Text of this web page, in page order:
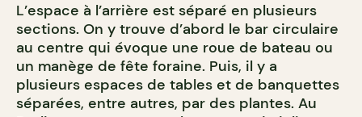
L’espace à l’arrière est séparé en plusieurs
sections. On y trouve d’abord le bar circulaire
au centre qui évoque une roue de bateau ou
un manège de fête foraine. Puis, il y a
plusieurs espaces de tables et de banquettes
séparées, entre autres, par des plantes. Au